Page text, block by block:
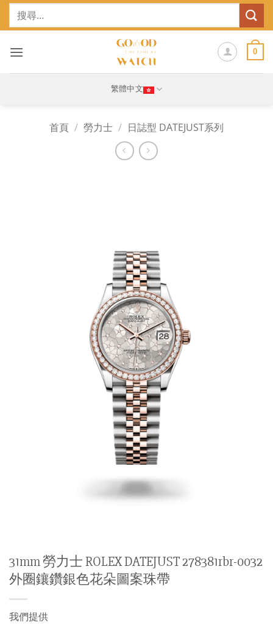
Skip
鍵
0
繁體中文
首頁 / 勞力士 / 日誌型 DATEJUST系列
31mm 勞力士 ROLEX DATEJUST 278381rbr-0032
外圈鑲鑽銀色花朵圖案珠帶
我們提供